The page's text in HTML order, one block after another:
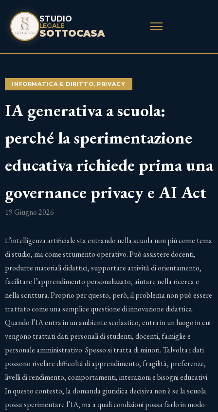
STUDIO
LEGALE
SOTTOCASA
INFORMATICA E DIRITTO, PRIVACY
IA generativa a scuola:
perché la sperimentazione
educativa richiede prima una
governance privacy e AI Act
19 Giugno 2026
L’intelligenza artificiale sta entrando nella scuola non più come tema
di studio, ma come strumento operativo. Può assistere docenti,
produrre materiali didattici, supportare attività di orientamento,
facilitare l’apprendimento personalizzato, aiutare nella ricerca e
nella scrittura. Proprio per questo, però, il problema non può essere
trattato come una semplice questione di innovazione didattica.
Quando l’IA entra in un ambiente scolastico, entra in un luogo in cui
vengono trattati dati personali di studenti, docenti, famiglie e
personale amministrativo. Spesso si tratta di minori. Talvolta i dati
possono rivelare difficoltà di apprendimento, fragilità, preferenze,
livelli di rendimento, comportamenti, interazioni e bisogni educativi.
In questo contesto, la domanda giuridica decisiva non è se la scuola
possa sperimentare l’IA, ma a quali condizioni possa farlo in modo